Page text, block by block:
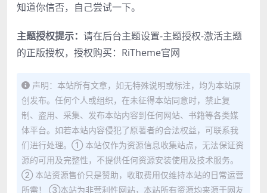
知道你信否，自己尝试一下。
主题授权提示： 请在后台主题设置-主题授权-激活主题
的正版授权，授权购买： RiTheme官网
声明：本站所有文章，如无特殊说明或标注，均为本站原
创发布。任何个人或组织，在未征得本站同意时，禁止复
制、盗用、采集、发布本站内容到任何网站、书籍等各类媒
体平台。如若本站内容侵犯了原著者的合法权益，可联系我
们进行处理。① 本站仅作为资源信息收集站点，无法保证资
源的可用及完整性，不提供任何资源安装使用及技术服务。
② 本站资源售价只是赞助，收取费用仅维持本站的日常运营
所需！ ③本站为非营利性网站，本站所有资源均来源于网友